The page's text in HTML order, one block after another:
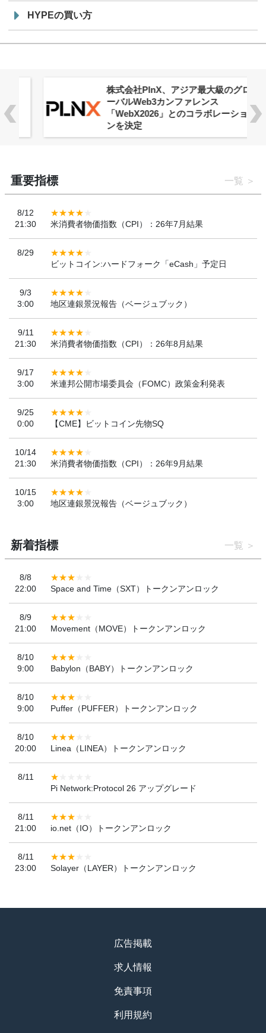
HYPEの買い方
株式会社PlnX、アジア最大級のグロ
ーバルWeb3カンファレンス
「WebX2026」とのコラボレーショ
ンを決定
重要指標 一覧
8/12
21:30
米消費者物価指数（CPI）：26年7月結果
8/29
ビットコイン:ハードフォーク「eCash」予定日
9/3
3:00
地区連銀景況報告（ベージュブック）
9/11
21:30
米消費者物価指数（CPI）：26年8月結果
9/17
3:00
米連邦公開市場委員会（FOMC）政策金利発表
9/25
0:00
【CME】ビットコイン先物SQ
10/14
21:30
米消費者物価指数（CPI）：26年9月結果
10/15
3:00
地区連銀景況報告（ベージュブック）
新着指標 一覧
8/8
22:00
Space and Time（SXT）トークンアンロック
8/9
21:00
Movement（MOVE）トークンアンロック
8/10
9:00
Babylon（BABY）トークンアンロック
8/10
9:00
Puffer（PUFFER）トークンアンロック
8/10
20:00
Linea（LINEA）トークンアンロック
8/11
Pi Network:Protocol 26 アップグレード
8/11
21:00
io.net（IO）トークンアンロック
8/11
23:00
Solayer（LAYER）トークンアンロック
広告掲載
求人情報
免責事項
利用規約